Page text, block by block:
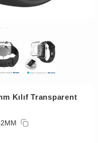
Kılıf Transparent